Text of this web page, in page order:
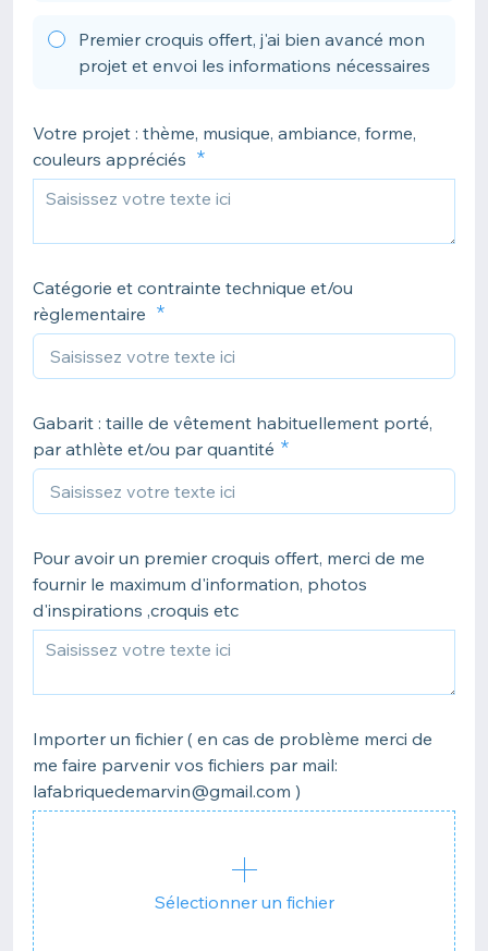
Premier croquis offert, j'ai bien avancé mon
projet et envoi les informations nécessaires
Votre projet : thème, musique, ambiance, forme,
couleurs appréciés
Catégorie et contrainte technique et/ou
règlementaire
Gabarit : taille de vêtement habituellement porté,
par athlète et/ou par quantité
Pour avoir un premier croquis offert, merci de me
fournir le maximum d'information, photos
d'inspirations ,croquis etc
Importer un fichier ( en cas de problème merci de
me faire parvenir vos fichiers par mail:
lafabriquedemarvin@gmail.com )
Sélectionner un fichier